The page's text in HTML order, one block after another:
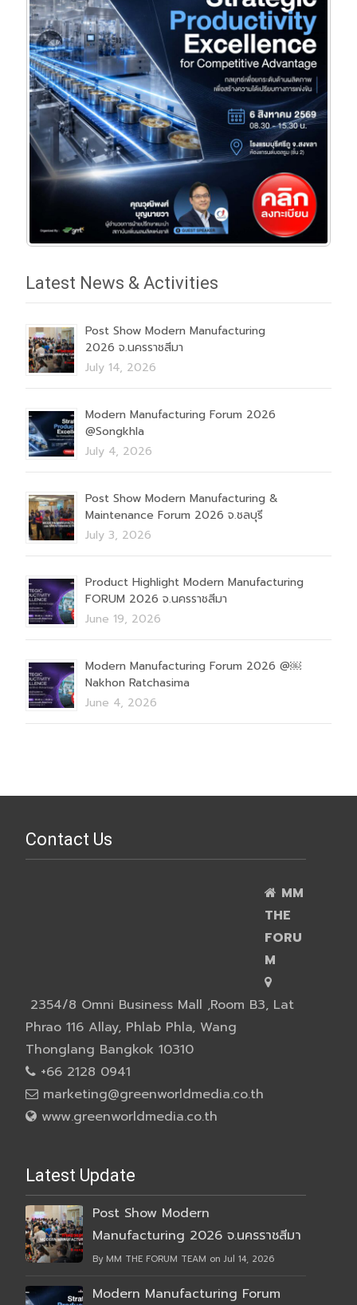
Latest News & Activities
Post Show Modern Manufacturing
2026 จ.นครราชสีมา
July 14, 2026
Modern Manufacturing Forum 2026
@Songkhla
July 4, 2026
Post Show Modern Manufacturing &
Maintenance Forum 2026 จ.ชลบุรี
July 3, 2026
Product Highlight Modern Manufacturing
FORUM 2026 จ.นครราชสีมา
June 19, 2026
Modern Manufacturing Forum 2026 @￼
Nakhon Ratchasima
June 4, 2026
Contact Us
MM
THE
FORU
M
2354/8 Omni Business Mall ,Room B3, Lat
Phrao 116 Allay, Phlab Phla, Wang
Thonglang Bangkok 10310
+66 2128 0941
marketing@greenworldmedia.co.th
www.greenworldmedia.co.th
Latest Update
Post Show Modern
Manufacturing 2026 จ.นครราชสีมา
By MM THE FORUM TEAM on Jul 14, 2026
Modern Manufacturing Forum